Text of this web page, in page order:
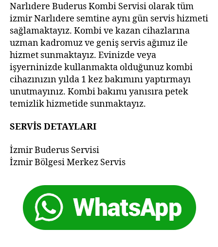
Narlıdere Buderus Kombi Servisi olarak tüm
izmir Narlıdere semtine aynı gün servis hizmeti
sağlamaktayız. Kombi ve kazan cihazlarına
uzman kadromuz ve geniş servis ağımız ile
hizmet sunmaktayız. Evinizde veya
işyerninizde kullanmakta olduğunuz kombi
cihazınızın yılda 1 kez bakımını yaptırmayı
unutmayınız. Kombi bakımı yanısıra petek
temizlik hizmetide sunmaktayız.
SERVİS DETAYLARI
İzmir Buderus Servisi
İzmir Bölgesi Merkez Servis